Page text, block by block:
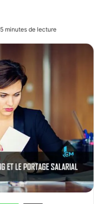
5 minutes de lecture